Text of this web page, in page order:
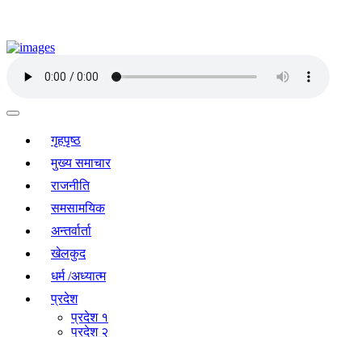
गृहपृष्ठ
मुख्य समाचार
राजनीति
समसामयिक
अन्तर्वार्ता
खेलकुद
धर्म /अध्यात्म
प्रदेश
प्रदेश १
प्रदेश २